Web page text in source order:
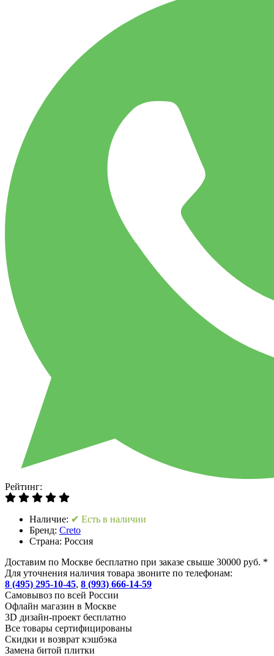
Рейтинг:
Наличие: ✔ Есть в наличии
Бренд: Creto
Страна: Россия
Доставим по Москве бесплатно при заказе свыше 30000 руб. *
Для уточнения наличия товара звоните по телефонам:
8 (495) 295-10-45, 8 (993) 666-14-59
Cамовывоз по всей России
Офлайн магазин в Москве
3D дизайн-проект бесплатно
Все товары сертифицированы
Скидки и возврат кэшбэка
Замена битой плитки